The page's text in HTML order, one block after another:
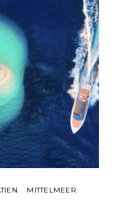
MITTELMEER